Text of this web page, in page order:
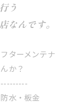
う
なんです。
ターメンテナ
か？
水・板金